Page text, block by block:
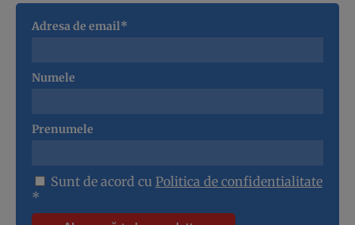
Adresa de email*
Numele
Prenumele
Sunt de acord cu Politica de confidentialitate
*